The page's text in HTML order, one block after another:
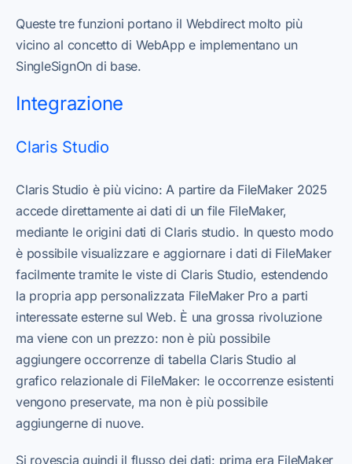
Queste tre funzioni portano il Webdirect molto più
vicino al concetto di WebApp e implementano un
SingleSignOn di base.
Integrazione
Claris Studio
Claris Studio è più vicino: A partire da FileMaker 2025
accede direttamente ai dati di un file FileMaker,
mediante le origini dati di Claris studio. In questo modo
è possibile visualizzare e aggiornare i dati di FileMaker
facilmente tramite le viste di Claris Studio, estendendo
la propria app personalizzata FileMaker Pro a parti
interessate esterne sul Web. È una grossa rivoluzione
ma viene con un prezzo: non è più possibile
aggiungere occorrenze di tabella Claris Studio al
grafico relazionale di FileMaker: le occorrenze esistenti
vengono preservate, ma non è più possibile
aggiungerne di nuove.
Si rovescia quindi il flusso dei dati: prima era FileMaker